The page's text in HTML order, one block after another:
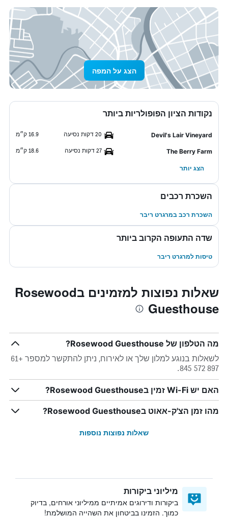
הצג על המפה
נקודות הציון הפופולריות ביותר
Devil's Lair Vineyard 20 דקות נסיעה 16.9 ק״מ
The Berry Farm 27 דקות נסיעה 18.6 ק״מ
הצג יותר
השכרת רכבים
השכרת רכב במרגרט ריבר
שדה התעופה הקרוב ביותר
טיסות למרגרט ריבר
שאלות נפוצות למזמינים בRosewood
Guesthouse
מה הטלפון של Rosewood Guesthouse?
לשאלות בנוגע למלון שלך או לאירוח, ניתן להתקשר למספר +61
897 572 845.
האם יש Wi-Fi זמין בRosewood Guesthouse?
מהו זמן הצ'ק-אאוט בRosewood Guesthouse?
שאלות נפוצות נוספות
מיליוני ביקורות
ביקורות ודירוגים אמיתיים ממיליוני אורחים, בדיוק
כמוך. הזמינו בביטחון את השהייה המושלמת!